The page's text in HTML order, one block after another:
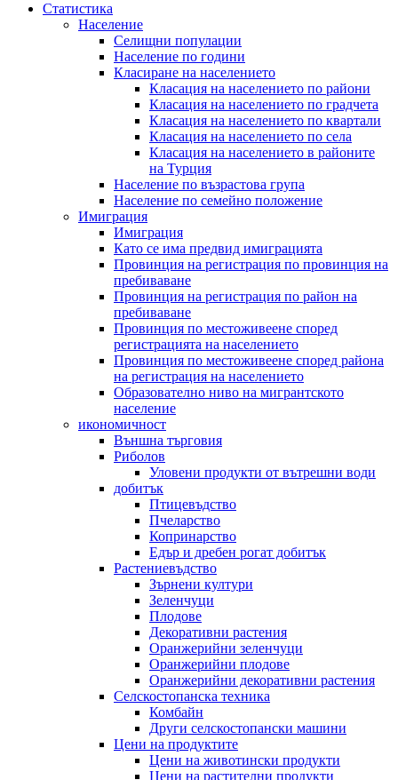
Статистика
Население
Селищни популации
Население по години
Класиране на населението
Класация на населението по райони
Класация на населението по градчета
Класация на населението по квартали
Класация на населението по села
Класация на населението в районите
на Турция
Население по възрастова група
Население по семейно положение
Имиграция
Имиграция
Като се има предвид имиграцията
Провинция на регистрация по провинция на
пребиваване
Провинция на регистрация по район на
пребиваване
Провинция по местоживеене според
регистрацията на населението
Провинция по местоживеене според района
на регистрация на населението
Образователно ниво на мигрантското
население
икономичност
Външна търговия
Риболов
Уловени продукти от вътрешни води
добитък
Птицевъдство
Пчеларство
Копринарство
Едър и дребен рогат добитък
Растениевъдство
Зърнени култури
Зеленчуци
Плодове
Декоративни растения
Оранжерийни зеленчуци
Оранжерийни плодове
Оранжерийни декоративни растения
Селскостопанска техника
Комбайн
Други селскостопански машини
Цени на продуктите
Цени на животински продукти
Цени на растителни продукти